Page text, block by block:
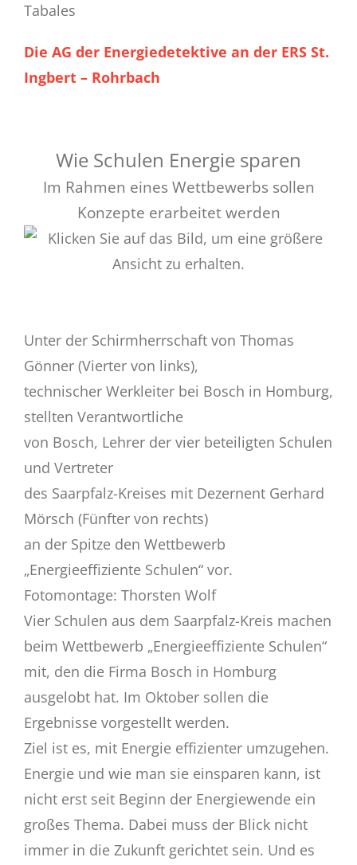
Tabales
Die AG der Energiedetektive an der ERS St.
Ingbert – Rohrbach
Wie Schulen Energie sparen
Im Rahmen eines Wettbewerbs sollen
Konzepte erarbeitet werden
Unter der Schirmherrschaft von Thomas
Gönner (Vierter von links),
technischer Werkleiter bei Bosch in Homburg,
stellten Verantwortliche
von Bosch, Lehrer der vier beteiligten Schulen
und Vertreter
des Saarpfalz-Kreises mit Dezernent Gerhard
Mörsch (Fünfter von rechts)
an der Spitze den Wettbewerb
„Energieeffiziente Schulen“ vor.
Fotomontage: Thorsten Wolf
Vier Schulen aus dem Saarpfalz-Kreis machen
beim Wettbewerb „Energieeffiziente Schulen“
mit, den die Firma Bosch in Homburg
ausgelobt hat. Im Oktober sollen die
Ergebnisse vorgestellt werden.
Ziel ist es, mit Energie effizienter umzugehen.
Energie und wie man sie einsparen kann, ist
nicht erst seit Beginn der Energiewende ein
großes Thema. Dabei muss der Blick nicht
immer in die Zukunft gerichtet sein. Und es